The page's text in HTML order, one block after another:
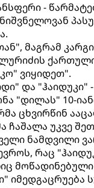
-
მაგრამ
ქართული
ვიყიდეთ".
და
"დილას" 10-
ცხვირწინ
ჩაშალა უკვე
ნამდვილი
რაც